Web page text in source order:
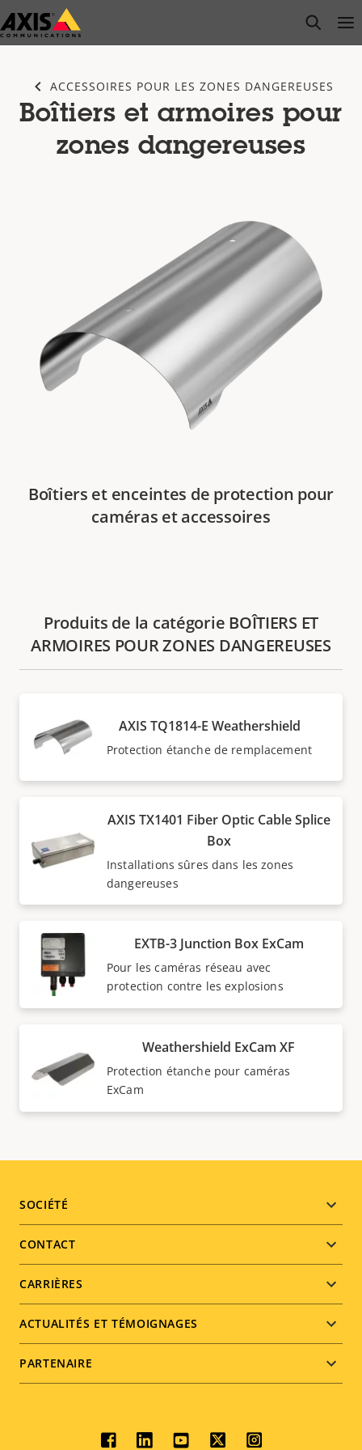
Passer
au
open
ACCESSOIRES POUR LES ZONES DANGEREUSES
Boîtiers et armoires pour
zones dangereuses
Boîtiers et enceintes de protection pour
caméras et accessoires
Produits de la catégorie BOÎTIERS ET
ARMOIRES POUR ZONES DANGEREUSES
AXIS TQ1814-E Weathershield
Protection étanche de remplacement
AXIS TX1401 Fiber Optic Cable Splice
Box
Installations sûres dans les zones
dangereuses
EXTB-3 Junction Box ExCam
Pour les caméras réseau avec
protection contre les explosions
Weathershield ExCam XF
Protection étanche pour caméras
ExCam
Footer
menu
SOCIÉTÉ
CONTACT
CARRIÈRES
ACTUALITÉS ET TÉMOIGNAGES
PARTENAIRE